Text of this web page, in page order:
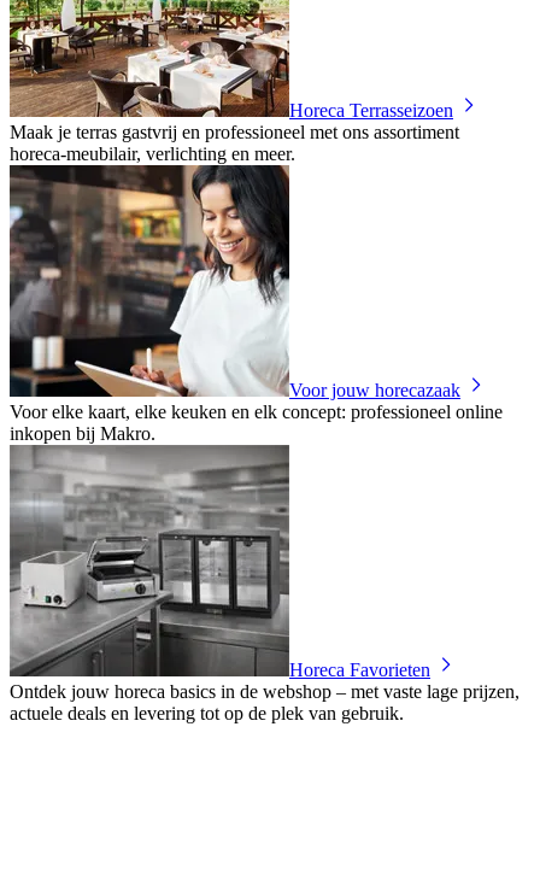
Horeca Terrasseizoen
Maak je terras gastvrij en professioneel met ons assortiment
horeca‑meubilair, verlichting en meer.
Voor jouw horecazaak
Voor elke kaart, elke keuken en elk concept: professioneel online
inkopen bij Makro.
Horeca Favorieten
Ontdek jouw horeca basics in de webshop – met vaste lage prijzen,
actuele deals en levering tot op de plek van gebruik.